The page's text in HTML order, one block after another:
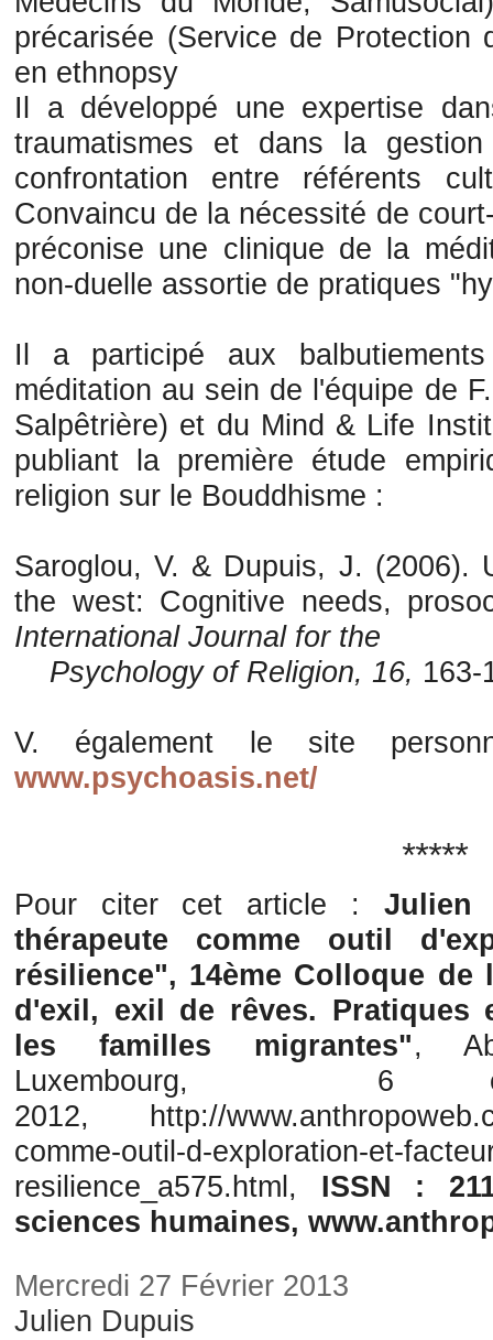
précarisée (Service de Protection
en ethnopsy
Il a développé une expertise
traumatismes et dans la
confrontation entre référents
Convaincu de la nécessité de
préconise une clinique de la
non-duelle assortie de pratiques
Il a participé aux
méditation au sein de l'équipe de
Salpêtrière) et du Mind & Life
publiant la première étude
religion sur le Bouddhisme :
Saroglou, V. & Dupuis, J. (2006).
the west: Cognitive needs,
International Journal for the
Psychology of Religion, 16, 163-
V. également le site
www.psychoasis.net/
*****
Pour citer cet article : Julien
thérapeute comme outil
résilience", 14ème Colloque de
d'exil, exil de rêves. Pratiques
les familles migrantes",
Luxembourg, 6
2012, http://
comme-outil-d-exploration-et-
resilience_a575.html, ISSN :
sciences humaines,
Mercredi 27 Février 2013
Julien Dupuis